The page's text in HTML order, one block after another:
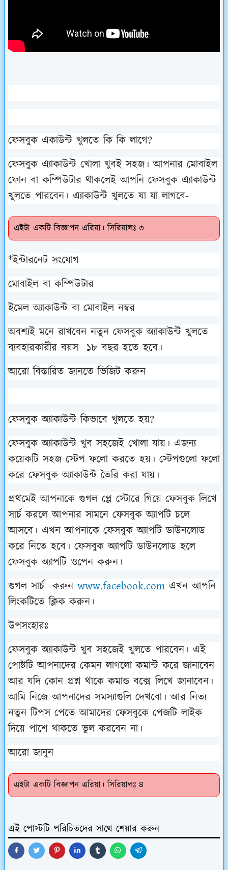
ফেসবুক একাউন্ট খুলতে কি কি লাগে?
ফেসবুক এ্যাকাউন্ট খোলা খুবই সহজ। আপনার মোবাইল
ফোন বা কম্পিউটার থাকলেই আপনি ফেসবুক এ্যাকাউন্ট
খুলতে পারবেন। এ্যাকাউন্ট খুলতে যা যা লাগবে-
এইটা একটি বিজ্ঞাপন এরিয়া। সিরিয়ালঃ ৩
*ইন্টারনেট সংযোগ
মোবাইল বা কম্পিউটার
ইমেল অ্যাকাউন্ট বা মোবাইল নম্বর
অবশ্যই মনে রাখবেন নতুন ফেসবুক অ্যাকাউন্ট খুলতে
ব্যবহারকারীর বয়স ১৮ বছর হতে হবে।
আরো বিস্তারিত জানতে ভিজিট করুন
ফেসবুক অ্যাকাউন্ট কিভাবে খুলতে হয়?
ফেসবুক অ্যাকাউন্ট খুব সহজেই খোলা যায়। এজন্য
কয়েকটি সহজ স্টেপ ফলো করতে হয়। স্টেপগুলো ফলো
করে ফেসবুক অ্যাকাউন্ট তৈরি করা যায়।
প্রথমেই আপনাকে গুগল প্লে স্টোরে গিয়ে ফেসবুক লিখে
সার্চ করলে আপনার সামনে ফেসবুক অ্যাপটি চলে
আসবে। এখন আপনাকে ফেসবুক অ্যাপটি ডাউনলোড
করে নিতে হবে। ফেসবুক অ্যাপটি ডাউনলোড হলে
ফেসবুক অ্যাপটি ওপেন করুন।
গুগল সার্চ করুন www.facebook.com এখন আপনি
লিংকটিতে ক্লিক করুন।
উপসংহারঃ
ফেসবুক অ্যাকাউন্ট খুব সহজেই খুলতে পারবেন। এই
পোষ্টটি আপনাদের কেমন লাগলো কমান্ট করে জানাবেন
আর যদি কোন প্রশ্ন থাকে কমান্ড বক্সে লিখে জানাবেন।
আমি নিজে আপনাদের সমস্যাগুলি দেখবো। আর নিত্য
নতুন টিপস পেতে আমাদের ফেসবুকে পেজটি লাইক
দিয়ে পাশে থাকতে ভুল করবেন না।
আরো জানুন
এইটা একটি বিজ্ঞাপন এরিয়া। সিরিয়ালঃ ৪
এই পোস্টটি পরিচিতদের সাথে শেয়ার করুন